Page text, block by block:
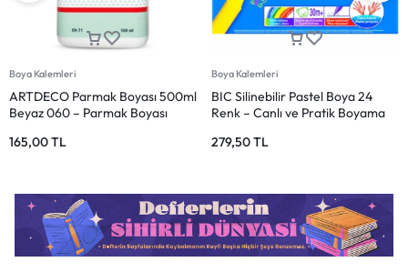
Boya Kalemleri
Pensan Kidz Keçeli Boya Kalemi
12 Renk
144,00TL
Boya Kalemleri
Pensan Kidz Kuru Boya Kalemi 12
Renk – Tam Boy
95,00TL